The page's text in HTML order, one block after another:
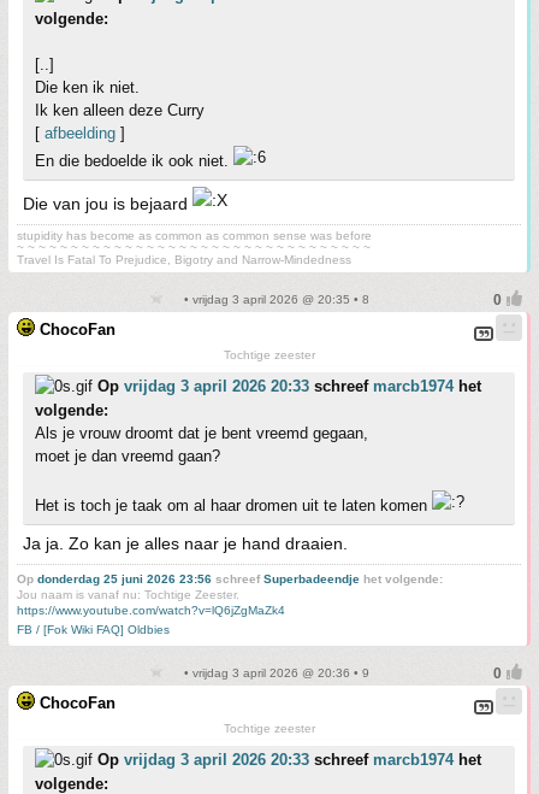
volgende:
[..]
Die ken ik niet.
Ik ken alleen deze Curry
[ afbeelding ]
En die bedoelde ik ook niet.
Die van jou is bejaard
stupidity has become as common as common sense was before
~ ~ ~ ~ ~ ~ ~ ~ ~ ~ ~ ~ ~ ~ ~ ~ ~ ~ ~ ~ ~ ~ ~ ~ ~ ~ ~ ~ ~ ~ ~ ~ ~
Travel Is Fatal To Prejudice, Bigotry and Narrow-Mindedness
• vrijdag 3 april 2026 @ 20:35 • 8
ChocoFan
Tochtige zeester
Op vrijdag 3 april 2026 20:33 schreef marcb1974het
volgende:
Als je vrouw droomt dat je bent vreemd gegaan,
moet je dan vreemd gaan?
Het is toch je taak om al haar dromen uit te laten komen
Ja ja. Zo kan je alles naar je hand draaien.
Op donderdag 25 juni 2026 23:56 schreefSuperbadeendje het volgende:
Jou naam is vanaf nu: Tochtige Zeester.
https://www.youtube.com/watch?v=lQ6jZgMaZk4
FB / [Fok Wiki FAQ] Oldbies
• vrijdag 3 april 2026 @ 20:36 • 9
ChocoFan
Tochtige zeester
Op vrijdag 3 april 2026 20:33 schreef marcb1974het
volgende: